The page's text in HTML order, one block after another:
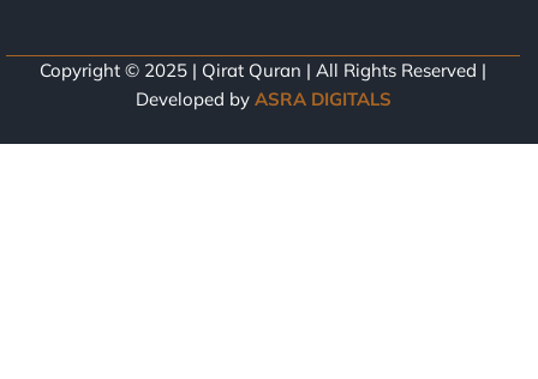
k
-
a
m
t
u
e
Copyright © 2025 | Qirat Quran | All Rights Reserved |
Developed by ASRA DIGITALS